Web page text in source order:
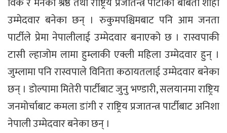
उम्मेदवार बनेका छन् । रुकुमपश्चिमबाट पनि आम जनता
पार्टीले प्रेमा नेपालीलाई उम्मेदवार बनाएको छ । रास्वपाकी
टासी ल्हाजोम लामा हुम्लाकी एक्ली महिला उम्मेदवार हुन् ।
जुम्लामा पनि रास्वपाले विनिता कठायतलाई उम्मेदवार बनेका
छन् । डोल्पामा मितेरी पार्टीबाट जुनु भण्डारी, सलयानमा राष्ट्रिय
जनमोर्चाबाट कमला डांगी र राष्ट्रिय प्रजातन्त्र पार्टीबाट अनिशा
नेपाली उम्मेदवार बनेका छन् ।